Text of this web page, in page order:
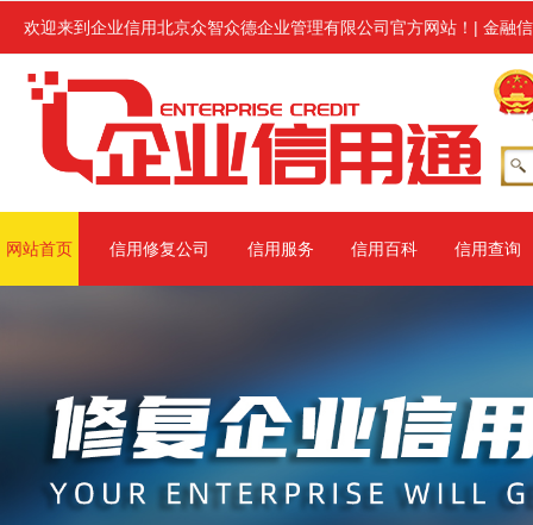
欢迎来到企业信用北京众智众德企业管理有限公司官方网站！ | 金融
生产经营过程中受到上级主管部门行政处罚或环保处罚的各类企业进
网站首页 信用修复公司 信用服务 信用百科 信用查询